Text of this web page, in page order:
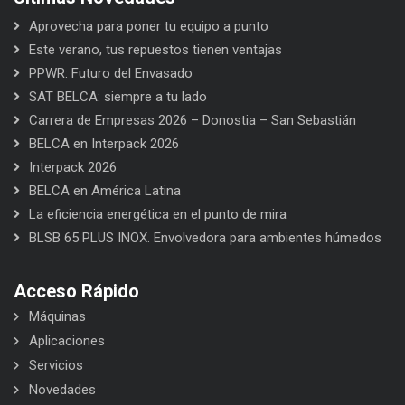
Aprovecha para poner tu equipo a punto
Este verano, tus repuestos tienen ventajas
PPWR: Futuro del Envasado
SAT BELCA: siempre a tu lado
Carrera de Empresas 2026 – Donostia – San Sebastián
BELCA en Interpack 2026
Interpack 2026
BELCA en América Latina
La eficiencia energética en el punto de mira
BLSB 65 PLUS INOX. Envolvedora para ambientes húmedos
Acceso Rápido
Máquinas
Aplicaciones
Servicios
Novedades